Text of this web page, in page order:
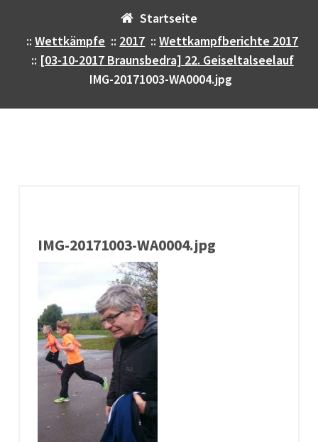
Startseite
::Wettkämpfe :: 2017 ::Wettkampfberichte 2017
:: [03-10-2017 Braunsbedra] 22. Geiseltalseelauf
IMG-20171003-WA0004.jpg
IMG-20171003-WA0004.jpg